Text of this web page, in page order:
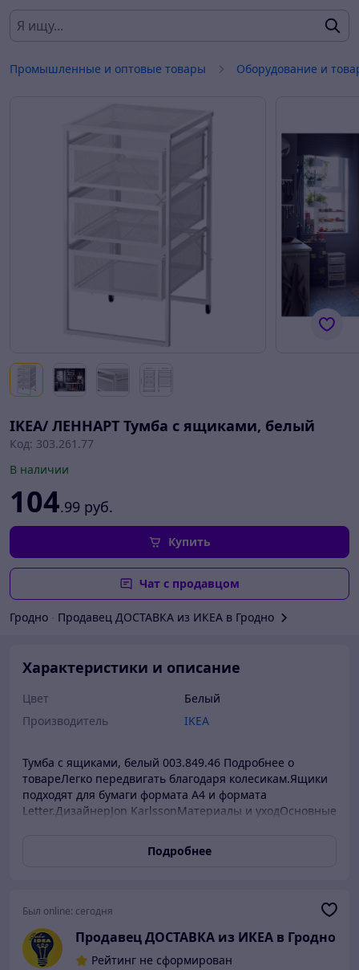
Промышленные и оптовые товары Оборудование и
IKEA/ ЛЕННАРТ Тумба с ящиками, белый
Код: 303.261.77
В наличии
104.99 руб.
Купить
Чат с продавцом
Гродно Продавец ДОСТАВКА из ИКЕА в Гродно
Характеристики и описание
Цвет
Белый
Производитель
IKEA
Тумба с ящиками, белый 003.849.46 Подробнее о
товареЛегко передвигать благодаря колесикам.Ящики
подходят для бумаги формата А4 и формата
Letter.ДизайнерJon KarlssonМатериалы и уходОсновные
Раздвижные направляющие:Сталь, Пигментированное
порошковое покрытие на основе эпоксидной/
пластмасса, Сталь, ГальванизацияПротирать влажной
необходимости подтягивайте шурупы.Информация об
упаковкеЛЕННАРТТумба с ящикамиНомер
Подробнее
Был online: сегодня
Продавец ДОСТАВКА из ИКЕА в Гродно
Рейтинг не сформирован